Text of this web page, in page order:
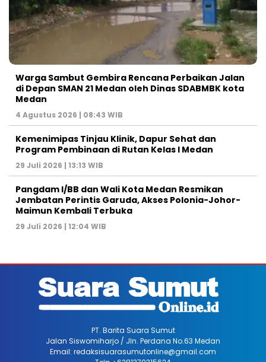
Warga Sambut Gembira Rencana Perbaikan Jalan
di Depan SMAN 21 Medan oleh Dinas SDABMBK kota
Medan
4 Agustus 2026 | 08:43 WIB
Kemenimipas Tinjau Klinik, Dapur Sehat dan
Program Pembinaan di Rutan Kelas I Medan
29 Juli 2026 | 13:13 WIB
Pangdam I/BB dan Wali Kota Medan Resmikan
Jembatan Perintis Garuda, Akses Polonia-Johor-
Maimun Kembali Terbuka
29 Juli 2026 | 12:04 WIB
PT. Barita Suara Sumut
Jalan Siswomiharjo / Jln. Perdana No.63 Medan
Email: redaksisuarasumutonline@gmail.com